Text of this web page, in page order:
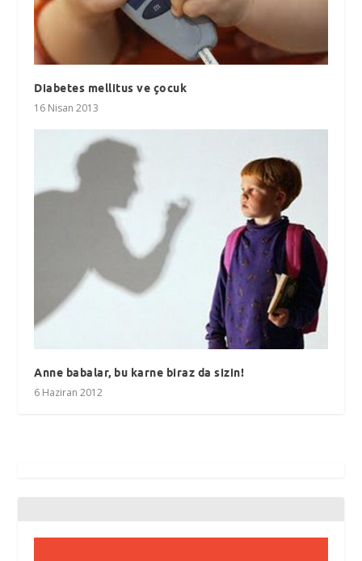
Diabetes mellitus ve çocuk
16 Nisan 2013
Anne babalar, bu karne biraz da sizin!
6 Haziran 2012